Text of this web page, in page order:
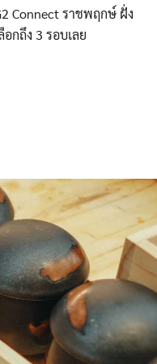
Connect ราชพฤกษ์ ฝั่ง
กถึง 3 รอบเลย